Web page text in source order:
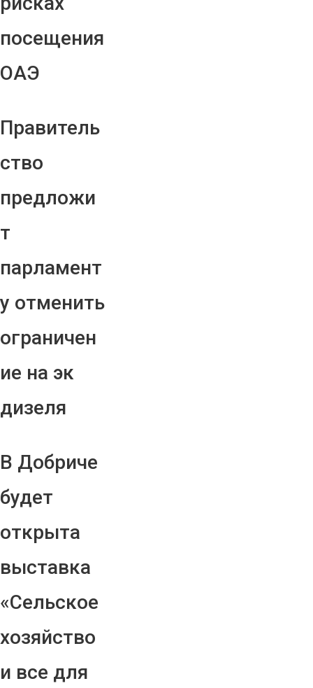
посещения
ОАЭ
Правитель
ство
предложи
т
парламент
у отменить
ограничен
ие на эк
дизеля
В Добриче
будет
открыта
выставка
«Сельское
хозяйство
и все для